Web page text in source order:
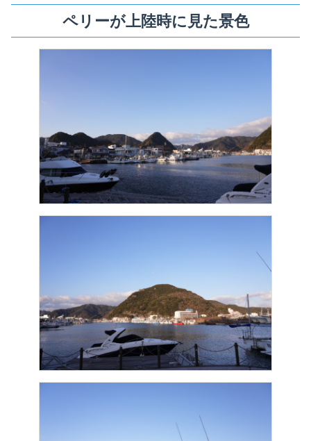
ペリーが上陸時に見た景色